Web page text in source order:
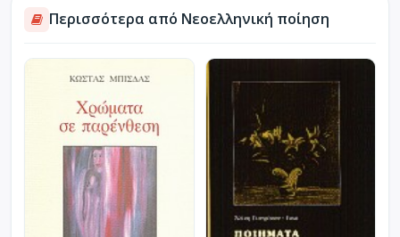
Περισσότερα από Νεοελληνική ποίηση